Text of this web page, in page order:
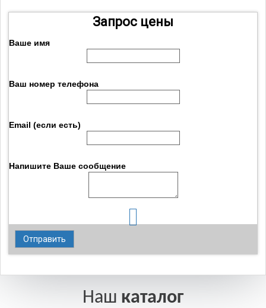
Запрос цены
Ваше имя
Ваш номер телефона
Email (если есть)
Напишите Ваше сообщение
Наш каталог